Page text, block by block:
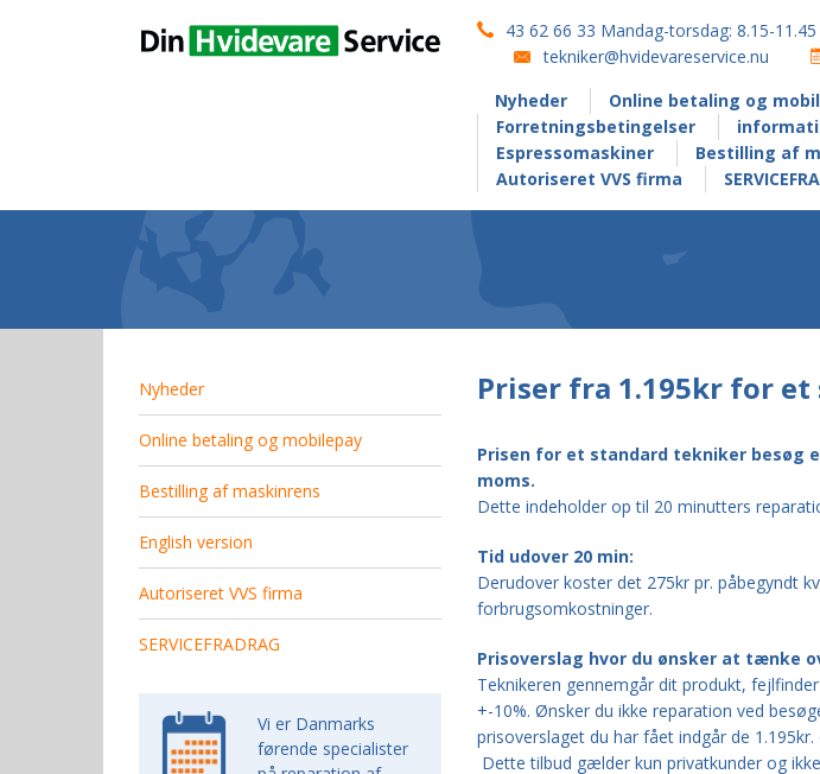
Autoriseret VVS firma
SERVICEFRADRAG
Sage pizzaovn
43 62 66 33 Mandag-torsdag: 8.15-
tekniker@hvidevareservice.nu
Nyheder
Online betaling og
Forretningsbetingelser
Espressomaskiner
Bestilling af
Autoriseret VVS firma
Nyheder
Online betaling og mobilepay
Bestilling af maskinrens
English version
Autoriseret VVS firma
SERVICEFRADRAG
Vi er Danmarks
førende specialister
Priser fra 1.195kr for et
Prisen for et standard tekniker besøg
moms.
Dette indeholder op til 20 minutters
Tid udover 20 min:
Derudover koster det 275kr pr. påbegyndt
forbrugsomkostninger.
Prisoverslag hvor du ønsker at tænke
Teknikeren gennemgår dit produkt,
+-10%. Ønsker du ikke reparation ved
prisoverslaget du har fået indgår de
Dette tilbud gælder kun privatkunder og